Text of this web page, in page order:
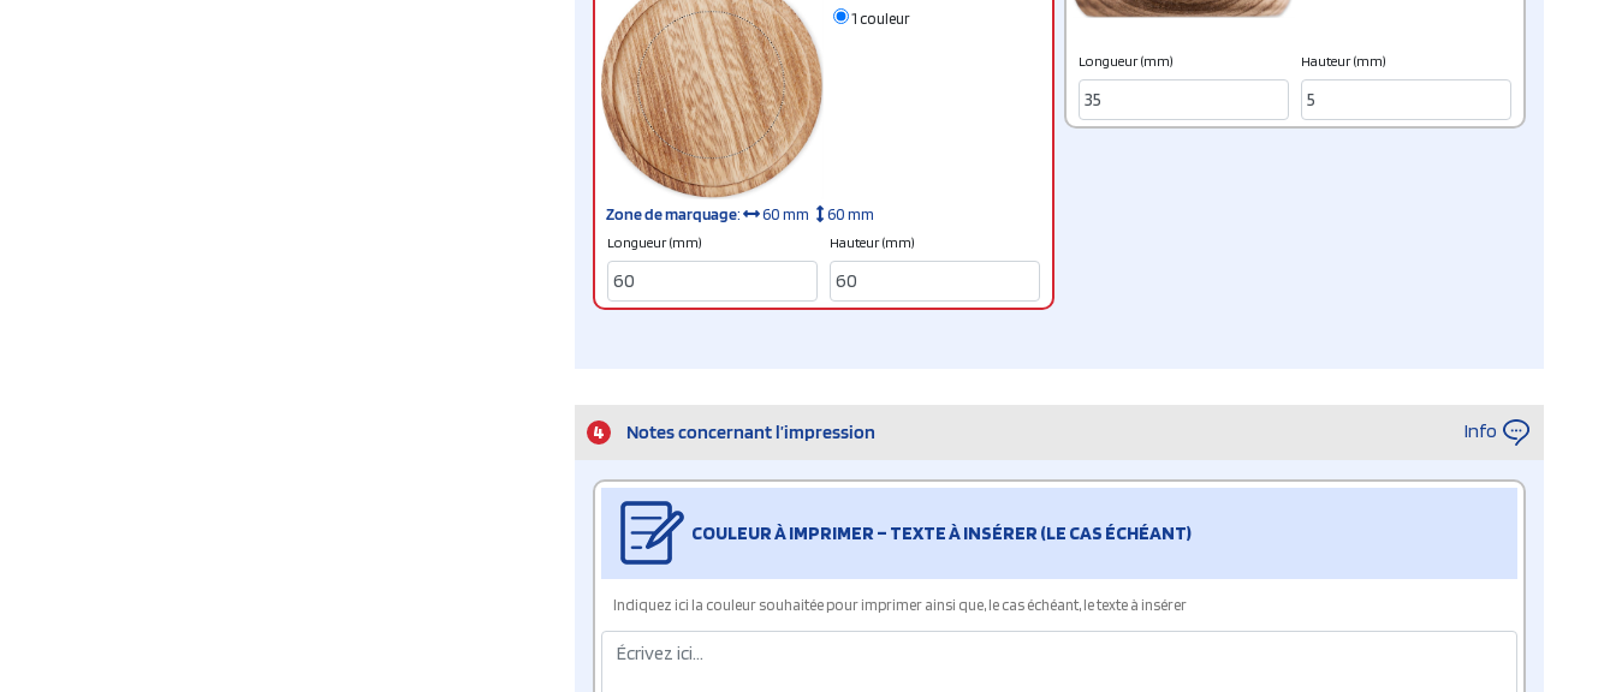
1 couleur
Zone de marquage: 60 mm 60 mm
Longueur (mm) Hauteur (mm)
Longueur (mm) Hauteur (mm)
4 Notes concernant l’impression Info
COULEUR À IMPRIMER – TEXTE À INSÉRER (LE CAS ÉCHÉANT)
Indiquez ici la couleur souhaitée pour imprimer ainsi que, le cas échéant, le texte à insérer